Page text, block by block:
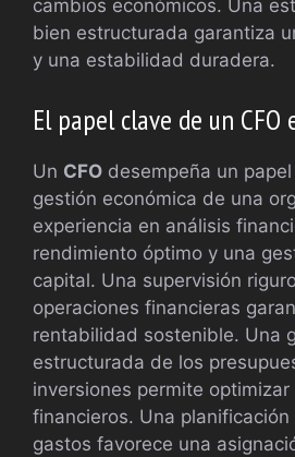
cambios económicos. Una
bien estructurada garantiza
y una estabilidad duradera.
El papel clave de un CFO
Un CFO desempeña un
gestión económica de una
experiencia en análisis
rendimiento óptimo y una
capital. Una supervisión
operaciones financieras
rentabilidad sostenible. Una
estructurada de los
inversiones permite optimizar
financieros. Una
gastos favorece una